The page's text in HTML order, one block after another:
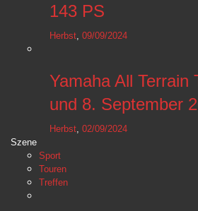
143 PS
Herbst 09/09/2024
Yamaha All Terrain
und 8. September
Herbst 02/09/2024
Szene
Sport
Touren
Treffen